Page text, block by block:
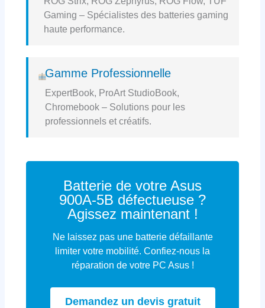
Gaming – Spécialistes des batteries gaming
haute performance.
Gamme Professionnelle
ExpertBook, ProArt StudioBook,
Chromebook – Solutions pour les
professionnels et créatifs.
Batterie de votre Asus
900A-5B défectueuse ?
Agissez maintenant !
Ne laissez pas une batterie défaillante
limiter votre mobilité. Confiez-nous la
réparation de votre PC Asus !
Demandez un devis gratuit